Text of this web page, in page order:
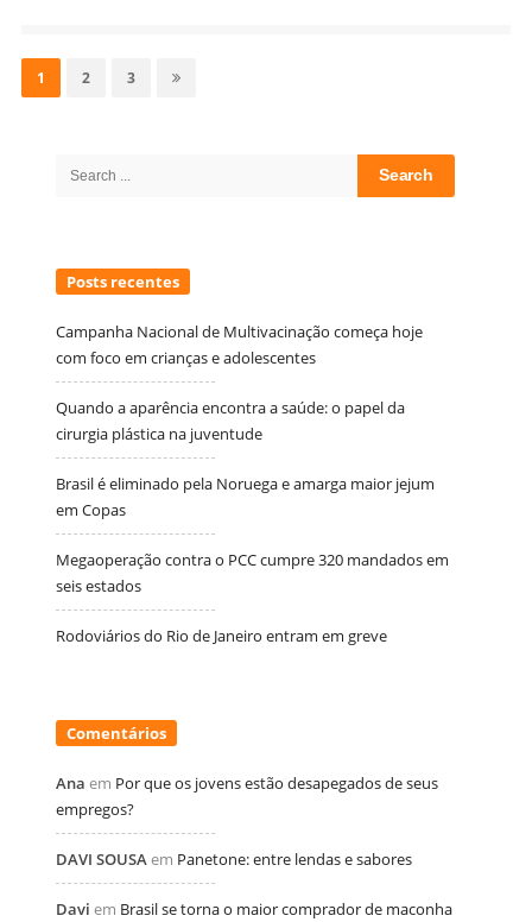
por
posts
Page
1 Page
2 Page
3
Search
Posts recentes
Campanha Nacional de Multivacinação começa hoje
com foco em crianças e adolescentes
Quando a aparência encontra a saúde: o papel da
cirurgia plástica na juventude
Brasil é eliminado pela Noruega e amarga maior jejum
em Copas
Megaoperação contra o PCC cumpre 320 mandados em
seis estados
Rodoviários do Rio de Janeiro entram em greve
Comentários
Ana em Por que os jovens estão desapegados de seus
empregos?
DAVI SOUSAem Panetone: entre lendas e sabores
Davi em Brasil se torna o maior comprador de maconha